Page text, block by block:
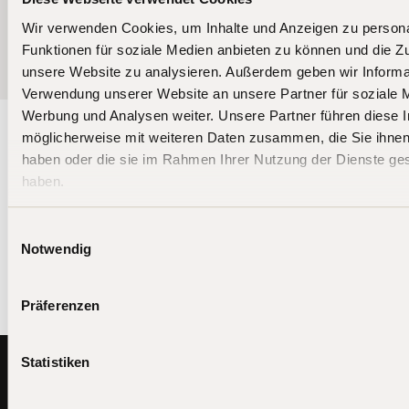
Wir verwenden Cookies, um Inhalte und Anzeigen zu
Funktionen für soziale Medien anbieten zu können und die
unsere Website zu analysieren. Außerdem geben wir
Verwendung unserer Website an unsere Partner für soziale
Werbung und Analysen weiter. Unsere Partner führen diese
möglicherweise mit weiteren Daten zusammen, die Sie
haben oder die sie im Rahmen Ihrer Nutzung der Dienste
haben.
Notwendig
Präferenzen
Statistiken
More news
BIT Capital's equity and crypto funds invest globally
Footer